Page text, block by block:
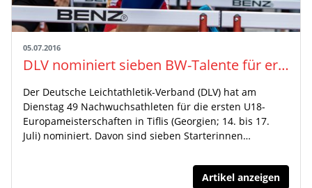
05.07.2016
DLV nominiert sieben BW-Talente für erste U18-EM
Der Deutsche Leichtathletik-Verband (DLV) hat am
Dienstag 49 Nachwuchsathleten für die ersten U18-
Europameisterschaften in Tiflis (Georgien; 14. bis 17.
Juli) nominiert. Davon sind sieben Starterinnen…
Artikel anzeigen